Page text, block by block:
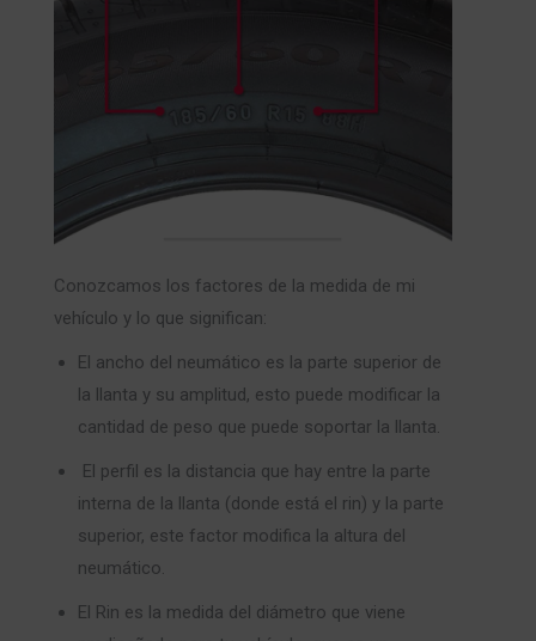
Conozcamos los factores de la medida de mi
vehículo y lo que significan:
El ancho del neumático es la parte superior de
la llanta y su amplitud, esto puede modificar la
cantidad de peso que puede soportar la llanta.
El perfil es la distancia que hay entre la parte
interna de la llanta (donde está el rin) y la parte
superior, este factor modifica la altura del
neumático.
El Rin es la medida del diámetro que viene